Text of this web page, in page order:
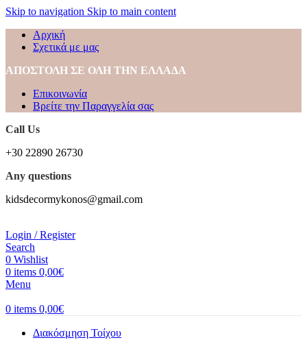
Skip to navigation Skip to main content
Αρχική
Σχετικά με μας
ΑΠΟΣΤΟΛΗ ΣΕ ΟΛΗ ΤΗΝ ΕΛΛΑΔΑ
Επικοινωνία
Βρείτε την Παραγγελία σας
Call Us
+30 22890 26730
Any questions
kidsdecormykonos@gmail.com
Login / Register
Search
0 Wishlist
0 items 0,00€
Menu
0 items 0,00€
Διακόσμηση Τοίχου